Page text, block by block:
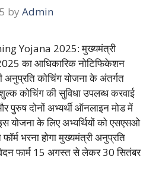
by Admin
Yojana 2025: मुख्यमंत्री
का आधिकारिक नोटिफिकेशन
अनुप्रति कोचिंग योजना के अंतर्गत
कोचिंग की सुविधा उपलब्ध करवाई
पुरुष दोनों अभ्यर्थी ऑनलाइन मोड में
योजना के लिए अभ्यर्थियों को एसएसओ
भरना होगा मुख्यमंत्री अनुप्रति
फार्म 15 अगस्त से लेकर 30 सितंबर